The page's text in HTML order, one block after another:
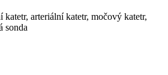
katetr, arteriální katetr, močový katetr,
sonda